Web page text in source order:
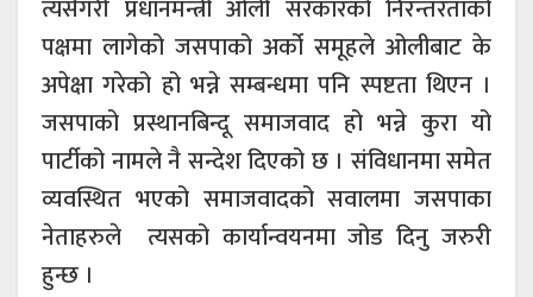
त्यसैगरी प्रधानमन्त्री ओली सरकारको निरन्तरताको
पक्षमा लागेको जसपाको अर्को समूहले ओलीबाट के
अपेक्षा गरेको हो भन्ने सम्बन्धमा पनि स्पष्टता थिएन ।
जसपाको प्रस्थानबिन्दू समाजवाद हो भन्ने कुरा यो
पार्टीको नामले नै सन्देश दिएको छ । संविधानमा समेत
व्यवस्थित भएको समाजवादको सवालमा जसपाका
नेताहरुले त्यसको कार्यान्वयनमा जोड दिनु जरुरी
हुन्छ ।